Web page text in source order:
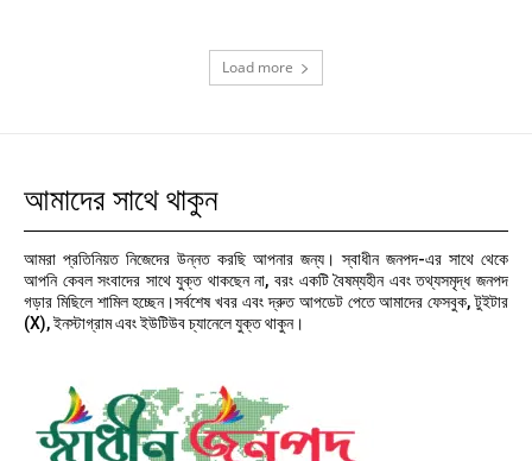
Load more
আমাদের সাথে থাকুন
আমরা প্রতিনিয়ত নিজেদের উন্নত করছি আপনার জন্য। স্বাধীন জনপদ-এর সাথে থেকে
আপনি কেবল সংবাদের সাথে যুক্ত থাকছেন না, বরং একটি বৈষম্যহীন এবং তথ্যসমৃদ্ধ জনপদ
গড়ার মিছিলে শামিল হচ্ছেন।সর্বশেষ খবর এবং দ্রুত আপডেট পেতে আমাদের ফেসবুক, টুইটার
(X), ইনস্টাগ্রাম এবং ইউটিউব চ্যানেলে যুক্ত থাকুন।